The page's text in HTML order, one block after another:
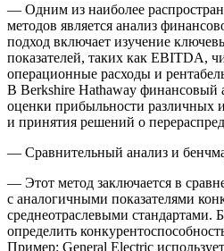
— Одним из наиболее
методов является анализ
подход включает изучение
показателей, таких как EBITDA,
операционные расходы и
В Berkshire Hathaway финансовый
оценки прибыльности различных
и принятия решений о
— Сравнительный анализ и
— Этот метод заключается в
с аналогичными показателями
среднеотраслевыми стандартами.
определить
Пример: General Electric